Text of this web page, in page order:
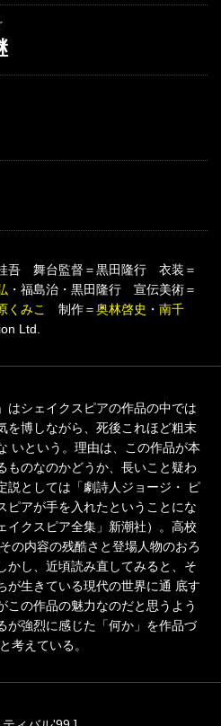
吾 舞台監督＝黒田隆行 衣装＝
・福島治・黒田隆行 宣伝美術＝
くみこ 制作＝奥林啓史 ・ 南千
Ltd.
はシェイクスピアの作品の中では
を博しながら、死後これほど粗末
いという。理由は、この作品が本
ものなのかどうか、長いこと疑わ
説としては「劇詩人ジョージ・ ピ
ピアが手を入れたということにな
イクスピア全集」新潮社）。高校
の内容の残酷さと登場人物のおろ
かし、近頃読み直してみると、そ
が生きている現代の世界に通 底す
この作品の魅力なのだと思うよう
が強烈に感じた「何か」を作品づ
考えている。